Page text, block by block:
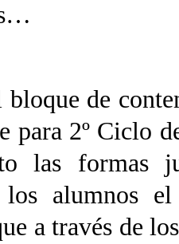
de
para 2º Ciclo
las formas
los alumnos
a través de